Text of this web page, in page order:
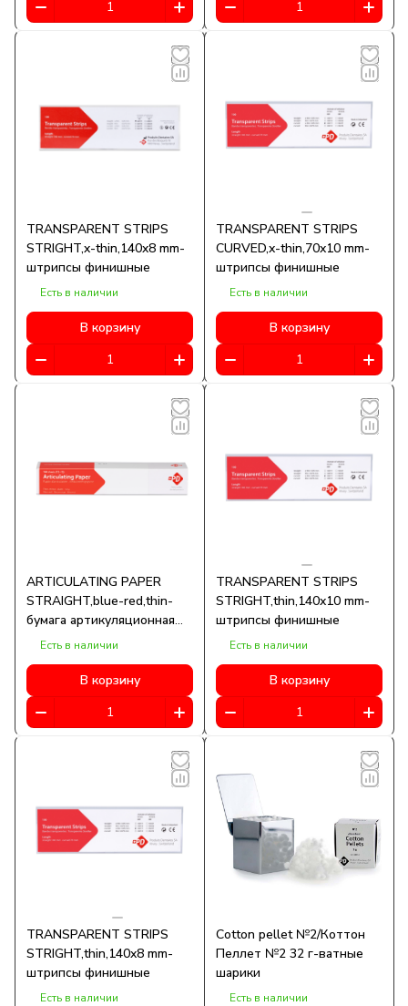
TRANSPARENT STRIPS
STRIGHT,x-thin,140x8 mm-
штрипсы финишные
Есть в наличии
В корзину
TRANSPARENT STRIPS
CURVED,x-thin,70x10 mm-
штрипсы финишные
Есть в наличии
В корзину
ARTICULATING PAPER
STRAIGHT,blue-red,thin-
бумага артикуляционная
прямая
Есть в наличии
В корзину
TRANSPARENT STRIPS
STRIGHT,thin,140x10 mm-
штрипсы финишные
Есть в наличии
В корзину
TRANSPARENT STRIPS
STRIGHT,thin,140x8 mm-
штрипсы финишные
Есть в наличии
Cotton pellet №2/Коттон
Пеллет №2 32 г-ватные
шарики
Есть в наличии